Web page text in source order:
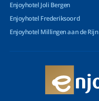
Enjoyhotel Joli Bergen
Enjoyhotel Frederiksoord
Enjoyhotel Millingen aan de Rijn